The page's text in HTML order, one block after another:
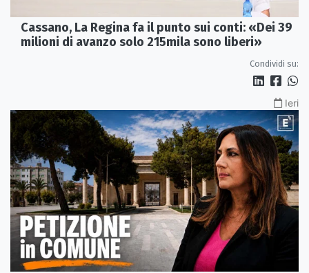
Cassano, La Regina fa il punto sui conti: «Dei 39
milioni di avanzo solo 215mila sono liberi»
Condividi su:
Ieri